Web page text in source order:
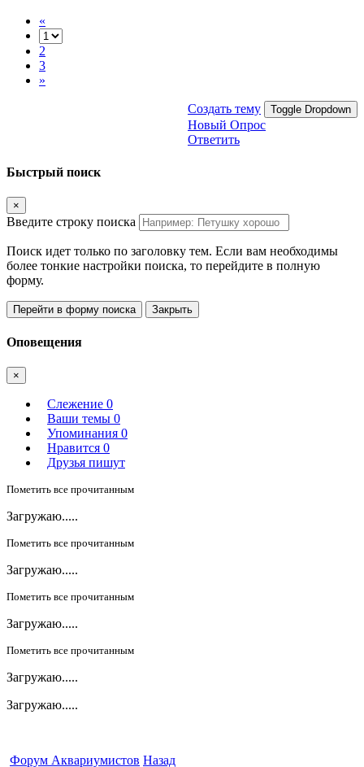
«
2
3
»
Создать тему Toggle Dropdown
Новый Опрос
Ответить
Быстрый поиск
×
Введите строку поиска
Поиск идет только по заголовку тем. Если вам необходимы
более тонкие настройки поиска, то перейдите в полную
форму.
Перейти в форму поиска Закрыть
Оповещения
×
Слежение 0
Ваши темы 0
Упоминания 0
Нравится 0
Друзья пишут
Пометить все прочитанным
Загружаю.....
Пометить все прочитанным
Загружаю.....
Пометить все прочитанным
Загружаю.....
Пометить все прочитанным
Загружаю.....
Загружаю.....
Форум Аквариумистов Назад